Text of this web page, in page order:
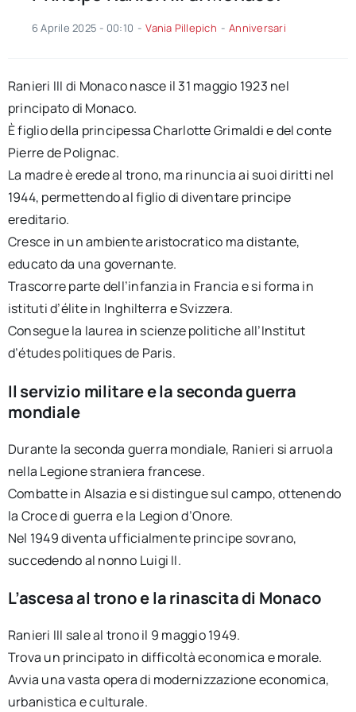
6 Aprile 2025 - 00:10 - Vania Pillepich - Anniversari
Ranieri III di Monaco nasce il 31 maggio 1923 nel
principato di Monaco.
È figlio della principessa Charlotte Grimaldi e del conte
Pierre de Polignac.
La madre è erede al trono, ma rinuncia ai suoi diritti nel
1944, permettendo al figlio di diventare principe
ereditario.
Cresce in un ambiente aristocratico ma distante,
educato da una governante.
Trascorre parte dell’infanzia in Francia e si forma in
istituti d’élite in Inghilterra e Svizzera.
Consegue la laurea in scienze politiche all’Institut
d’études politiques de Paris.
Il servizio militare e la seconda guerra
mondiale
Durante la seconda guerra mondiale, Ranieri si arruola
nella Legione straniera francese.
Combatte in Alsazia e si distingue sul campo, ottenendo
la Croce di guerra e la Legion d’Onore.
Nel 1949 diventa ufficialmente principe sovrano,
succedendo al nonno Luigi II.
L’ascesa al trono e la rinascita di Monaco
Ranieri III sale al trono il 9 maggio 1949.
Trova un principato in difficoltà economica e morale.
Avvia una vasta opera di modernizzazione economica,
urbanistica e culturale.